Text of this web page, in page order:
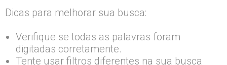
Dicas para melhorar sua busca:
Verifique se todas as palavras foram
digitadas corretamente.
Tente usar filtros diferentes na sua busca